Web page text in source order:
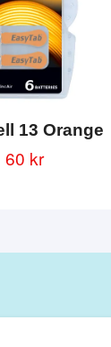
13 Orange
60 kr